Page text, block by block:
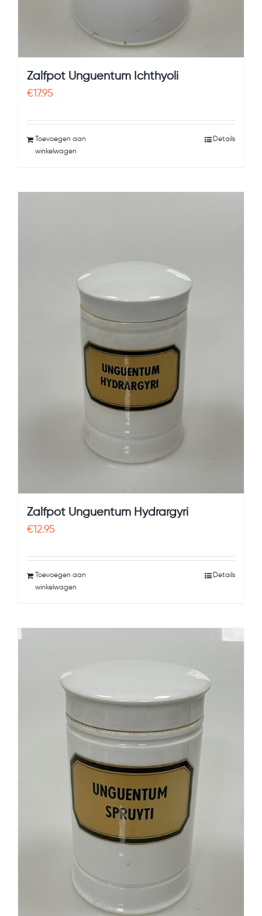
Zalfpot Unguentum Ichthyoli
€17.95
Toevoegen aan
winkelwagen
Details
Zalfpot Unguentum Hydrargyri
€12.95
Toevoegen aan
winkelwagen
Details